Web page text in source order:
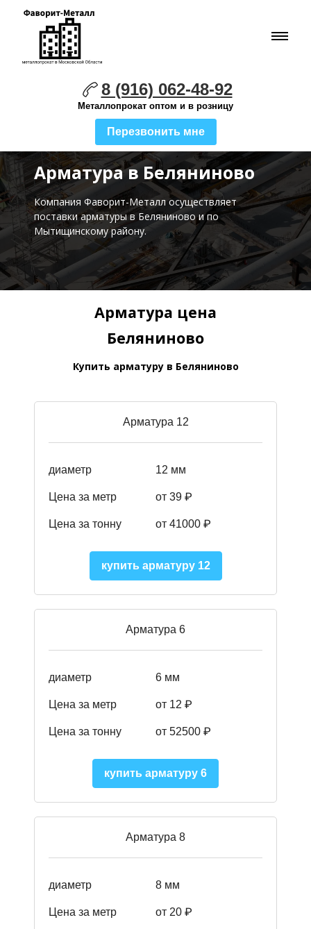
8 (916) 062-48-92
Металлопрокат оптом и в розницу
Перезвонить мне
Арматура в Беляниново
Компания Фаворит-Металл осуществляет
поставкиарматуры в Беляниново и по
Мытищинскому району.
Арматура цена
Беляниново
Купить арматуру в Беляниново
Арматура 12
диаметр 12 мм
Цена за метр от 39 ₽
Цена за тонну от 41000 ₽
купить арматуру 12
Арматура 6
диаметр 6 мм
Цена за метр от 12 ₽
Цена за тонну от 52500 ₽
купить арматуру 6
Арматура 8
диаметр 8 мм
Цена за метр от 20 ₽